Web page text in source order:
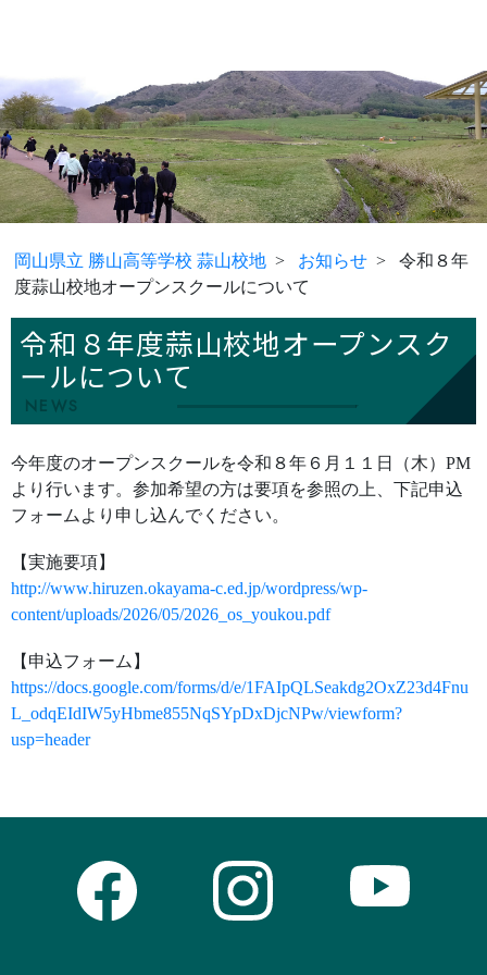
岡山県立 勝山高等学校 蒜山校地 お知らせ
令和８年
度蒜山校地オープンスクールについて
令和８年度蒜山校地オープンスク
ールについて
NEWS
今年度のオープンスクールを令和８年６月１１日（木）PM
より行います。参加希望の方は要項を参照の上、下記申込
フォームより申し込んでください。
【実施要項】
http://www.hiruzen.okayama-c.ed.jp/wordpress/wp-
content/uploads/2026/05/2026_os_youkou.pdf
【申込フォーム】
https://docs.google.com/forms/d/e/1FAIpQLSeakdg2OxZ23d4Fnu
L_odqEIdIW5yHbme855NqSYpDxDjcNPw/viewform?
usp=header